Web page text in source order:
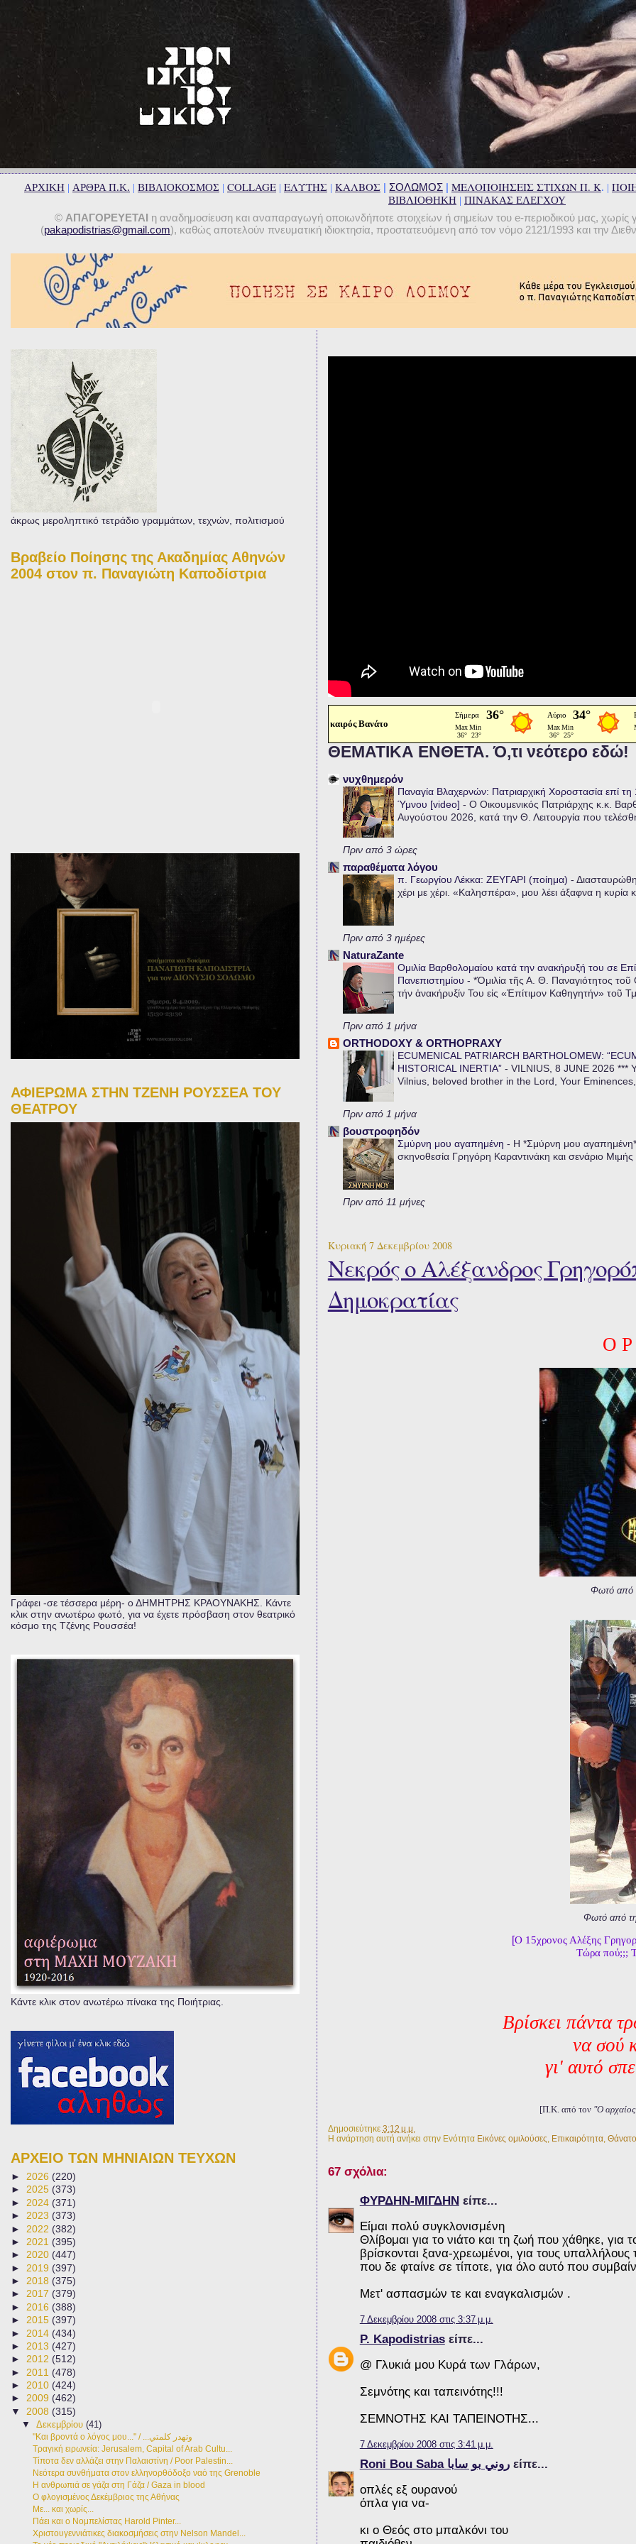
ΑΡΧΙΚΗ | ΑΡΘΡΑ Π.Κ. | ΒΙΒΛΙΟΚΟΣΜΟΣ | COLLAGE | ΕΛΥΤΗΣ | ΚΑΛΒΟΣ | ΣΟΛΩΜΟΣ | ΜΕΛΟΠΟΙΗΣΕΙΣ ΣΤΙΧΩΝ Π. Κ. |
ΒΙΒΛΙΟΘΗΚΗ | ΠΙΝΑΚΑΣ ΕΛΕΓΧΟΥ
© ΑΠΑΓΟΡΕΥΕΤΑΙ η αναδημοσίευση και αναπαραγωγή οποιωνδήποτε στοιχείων ή σημείων του e-περιοδικού μας,
(pakapodistrias@gmail.com), καθώς αποτελούν πνευματική ιδιοκτησία, προστατευόμενη από τον νόμο 2121/1993 και την
καιρός Βανάτο
ΘΕΜΑΤΙΚΑ ΕΝΘΕΤΑ. Ό,τι νεότερο εδώ!
νυχθημερόν
Παναγία Βλαχερνών: Πατριαρχική Χοροστασία επί
Ύμνου [video] - Ο Οικουμενικός Πατριάρχης κ.κ.
Αυγούστου 2026, κατά την Θ. Λειτουργία που
Πριν από 3 ώρες
παραθέματα λόγου
π. Γεωργίου Λέκκα: ΖΕΥΓΑΡΙ (ποίημα) -
χέρι με χέρι. «Καλησπέρα», μου λέει άξαφνα η κυρία
Πριν από 3 ημέρες
NaturaZante
Ομιλία Βαρθολομαίου κατά την ανακήρυξή του σε
Πανεπιστημίου - *Ὁμιλία τῆς Α. Θ. Παναγιότητος
τήν ἀνακήρυξίν Του εἰς «Ἐπίτιμον Καθηγητήν» τοῦ
Πριν από 1 μήνα
ORTHODOXY & ORTHOPRAXY
ECUMENICAL PATRIARCH BARTHOLOMEW:
HISTORICAL INERTIA” - VILNIUS, 8 JUNE 2026 ***
Vilnius, beloved brother in the Lord, Your
Πριν από 1 μήνα
βουστροφηδόν
Σμύρνη μου αγαπημένη - Η *Σμύρνη μου αγαπημένη*
σκηνοθεσία Γρηγόρη Καραντινάκη και σενάριο Μιμής
Πριν από 11 μήνες
Κυριακή 7 Δεκεμβρίου 2008
Νεκρός ο Αλέξανδρος
Δημοκρατίας
Ο
Φωτό από
Φωτό από
[Ο 15χρονος Αλέξης
Τώρα πού;;;
Βρίσκει πάντα
να σού
γι' αυτό
[Π.Κ. από τον"Ο
Δημοσιεύτηκε 3:12 μ.μ.
Η ανάρτηση αυτή ανήκει στην Ενότητα Εικόνες ομιλούσες, Επικαιρότητα,
67 σχόλια:
ΦΥΡΔΗΝ-ΜΙΓΔΗΝείπε...
Είμαι πολύ συγκλονισμένη
Θλίβομαι για το νιάτο και τη ζωή που χάθηκε,
βρίσκονται ξανα-χρεωμένοι, για τους
που δε φταίνε σε τίποτε, για όλο αυτό που
Μετ' ασπασμών τε και εναγκαλισμών .
7 Δεκεμβρίου 2008 στις 3:37 μ.μ.
P. Kapodistriasείπε...
@ Γλυκιά μου Κυρά των Γλάρων,
Σεμνότης και ταπεινότης!!!
ΣΕΜΝΟΤΗΣ ΚΑΙ ΤΑΠΕΙΝΟΤΗΣ...
7 Δεκεμβρίου 2008 στις 3:41 μ.μ.
Roni Bou Saba روني بو ساباείπε...
οπλές εξ ουρανού
όπλα για να-
κι ο Θεός στο μπαλκόνι του
άκρως μεροληπτικό τετράδιο γραμμάτων, τεχνών, πολιτισμού
Βραβείο Ποίησης της Ακαδημίας Αθηνών
2004 στον π. Παναγιώτη Καποδίστρια
ΑΦΙΕΡΩΜΑ ΣΤΗΝ ΤΖΕΝΗ ΡΟΥΣΣΕΑ ΤΟΥ
ΘΕΑΤΡΟΥ
Γράφει -σε τέσσερα μέρη- ο ΔΗΜΗΤΡΗΣ ΚΡΑΟΥΝΑΚΗΣ. Κάντε
κλικ στην ανωτέρω φωτό, για να έχετε πρόσβαση στον θεατρικό
κόσμο της Τζένης Ρουσσέα!
Κάντε κλικ στον ανωτέρω πίνακα της Ποιήτριας.
ΑΡΧΕΙΟ ΤΩΝ ΜΗΝΙΑΙΩΝ ΤΕΥΧΩΝ
► 2026 (220)
► 2025 (373)
► 2024 (371)
► 2023 (373)
► 2022 (382)
► 2021 (395)
► 2020 (447)
► 2019 (397)
► 2018 (375)
► 2017 (379)
► 2016 (388)
► 2015 (397)
► 2014 (434)
► 2013 (427)
► 2012 (512)
► 2011 (478)
► 2010 (424)
► 2009 (462)
▼ 2008 (315)
▼Δεκεμβρίου(41)
"Και βροντά ο λόγος μου..." / ...وتهدر كلمتي
Τραγική ειρωνεία: Jerusalem, Capital of Arab Cultu...
Τίποτα δεν αλλάζει στην Παλαιστίνη / Poor Palestin...
Νεότερα συνθήματα στον ελληνορθόδοξο ναό της Grenoble
Η ανθρωπιά σε γάζα στη Γάζα / Gaza in blood
Ο φλογισμένος Δεκέμβριος της Αθήνας
Με... και χωρίς...
Πάει και ο Νομπελίστας Harold Pinter...
Χριστουγεννιάτικες διακοσμήσεις στην Nelson Mandel...